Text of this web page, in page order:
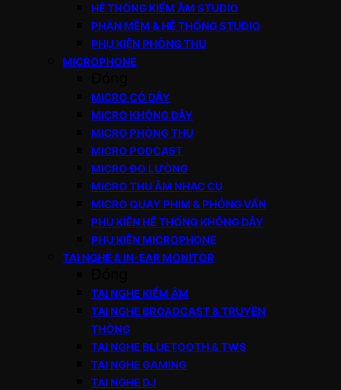
HỆ THỐNG KIỂM ÂM STUDIO
PHẦN MỀM & HỆ THỐNG STUDIO
PHỤ KIỆN PHÒNG THU
MICROPHONE
MICRO CÓ DÂY
MICRO KHÔNG DÂY
MICRO PHÒNG THU
MICRO PODCAST
MICRO ĐO LƯỜNG
MICRO THU ÂM NHẠC CỤ
MICRO QUAY PHIM & PHỎNG VẤN
PHỤ KIỆN HỆ THỐNG KHÔNG DÂY
PHỤ KIỆN MICROPHONE
TAI NGHE & IN-EAR MONITOR
TAI NGHE KIỂM ÂM
TAI NGHE BROADCAST & TRUYỀN
THÔNG
TAI NGHE BLUETOOTH & TWS
TAI NGHE GAMING
TAI NGHE DJ